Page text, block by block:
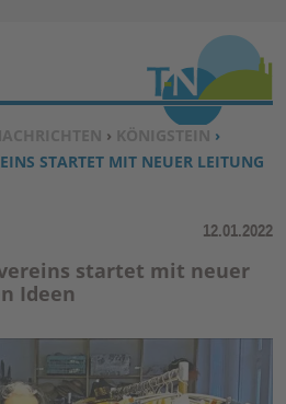
springen ↓
› KÖNIGSTEIN ›
STARTET MIT NEUER LEITUNG
12.01.2022
startet mit neuer
Ideen